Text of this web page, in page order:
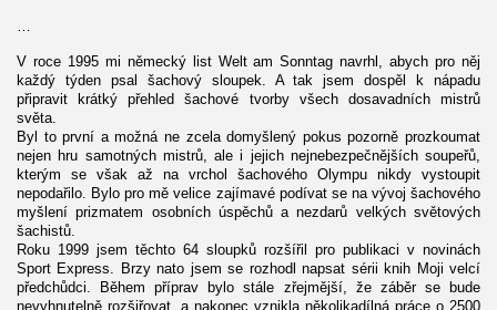
V roce 1995 mi německý list Welt am Sonntag navrhl, abych pro něj
každý týden psal šachový sloupek. A tak jsem dospěl k nápadu
připravit krátký přehled šachové tvorby všech dosavadních mistrů
světa.
Byl to první a možná ne zcela domyšlený pokus pozorně prozkoumat
nejen hru samotných mistrů, ale i jejich nejnebezpečnějších soupeřů,
kterým se však až na vrchol šachového Olympu nikdy vystoupit
nepodařilo. Bylo pro mě velice zajímavé podívat se na vývoj šachového
myšlení prizmatem osobních úspěchů a nezdarů velkých světových
šachistů.
Roku 1999 jsem těchto 64 sloupků rozšířil pro publikaci v novinách
Sport Express. Brzy nato jsem se rozhodl napsat sérii knih Moji velcí
předchůdci. Během příprav bylo stále zřejmější, že záběr se bude
nevyhnutelně rozšiřovat, a nakonec vznikla několikadílná práce o 2500